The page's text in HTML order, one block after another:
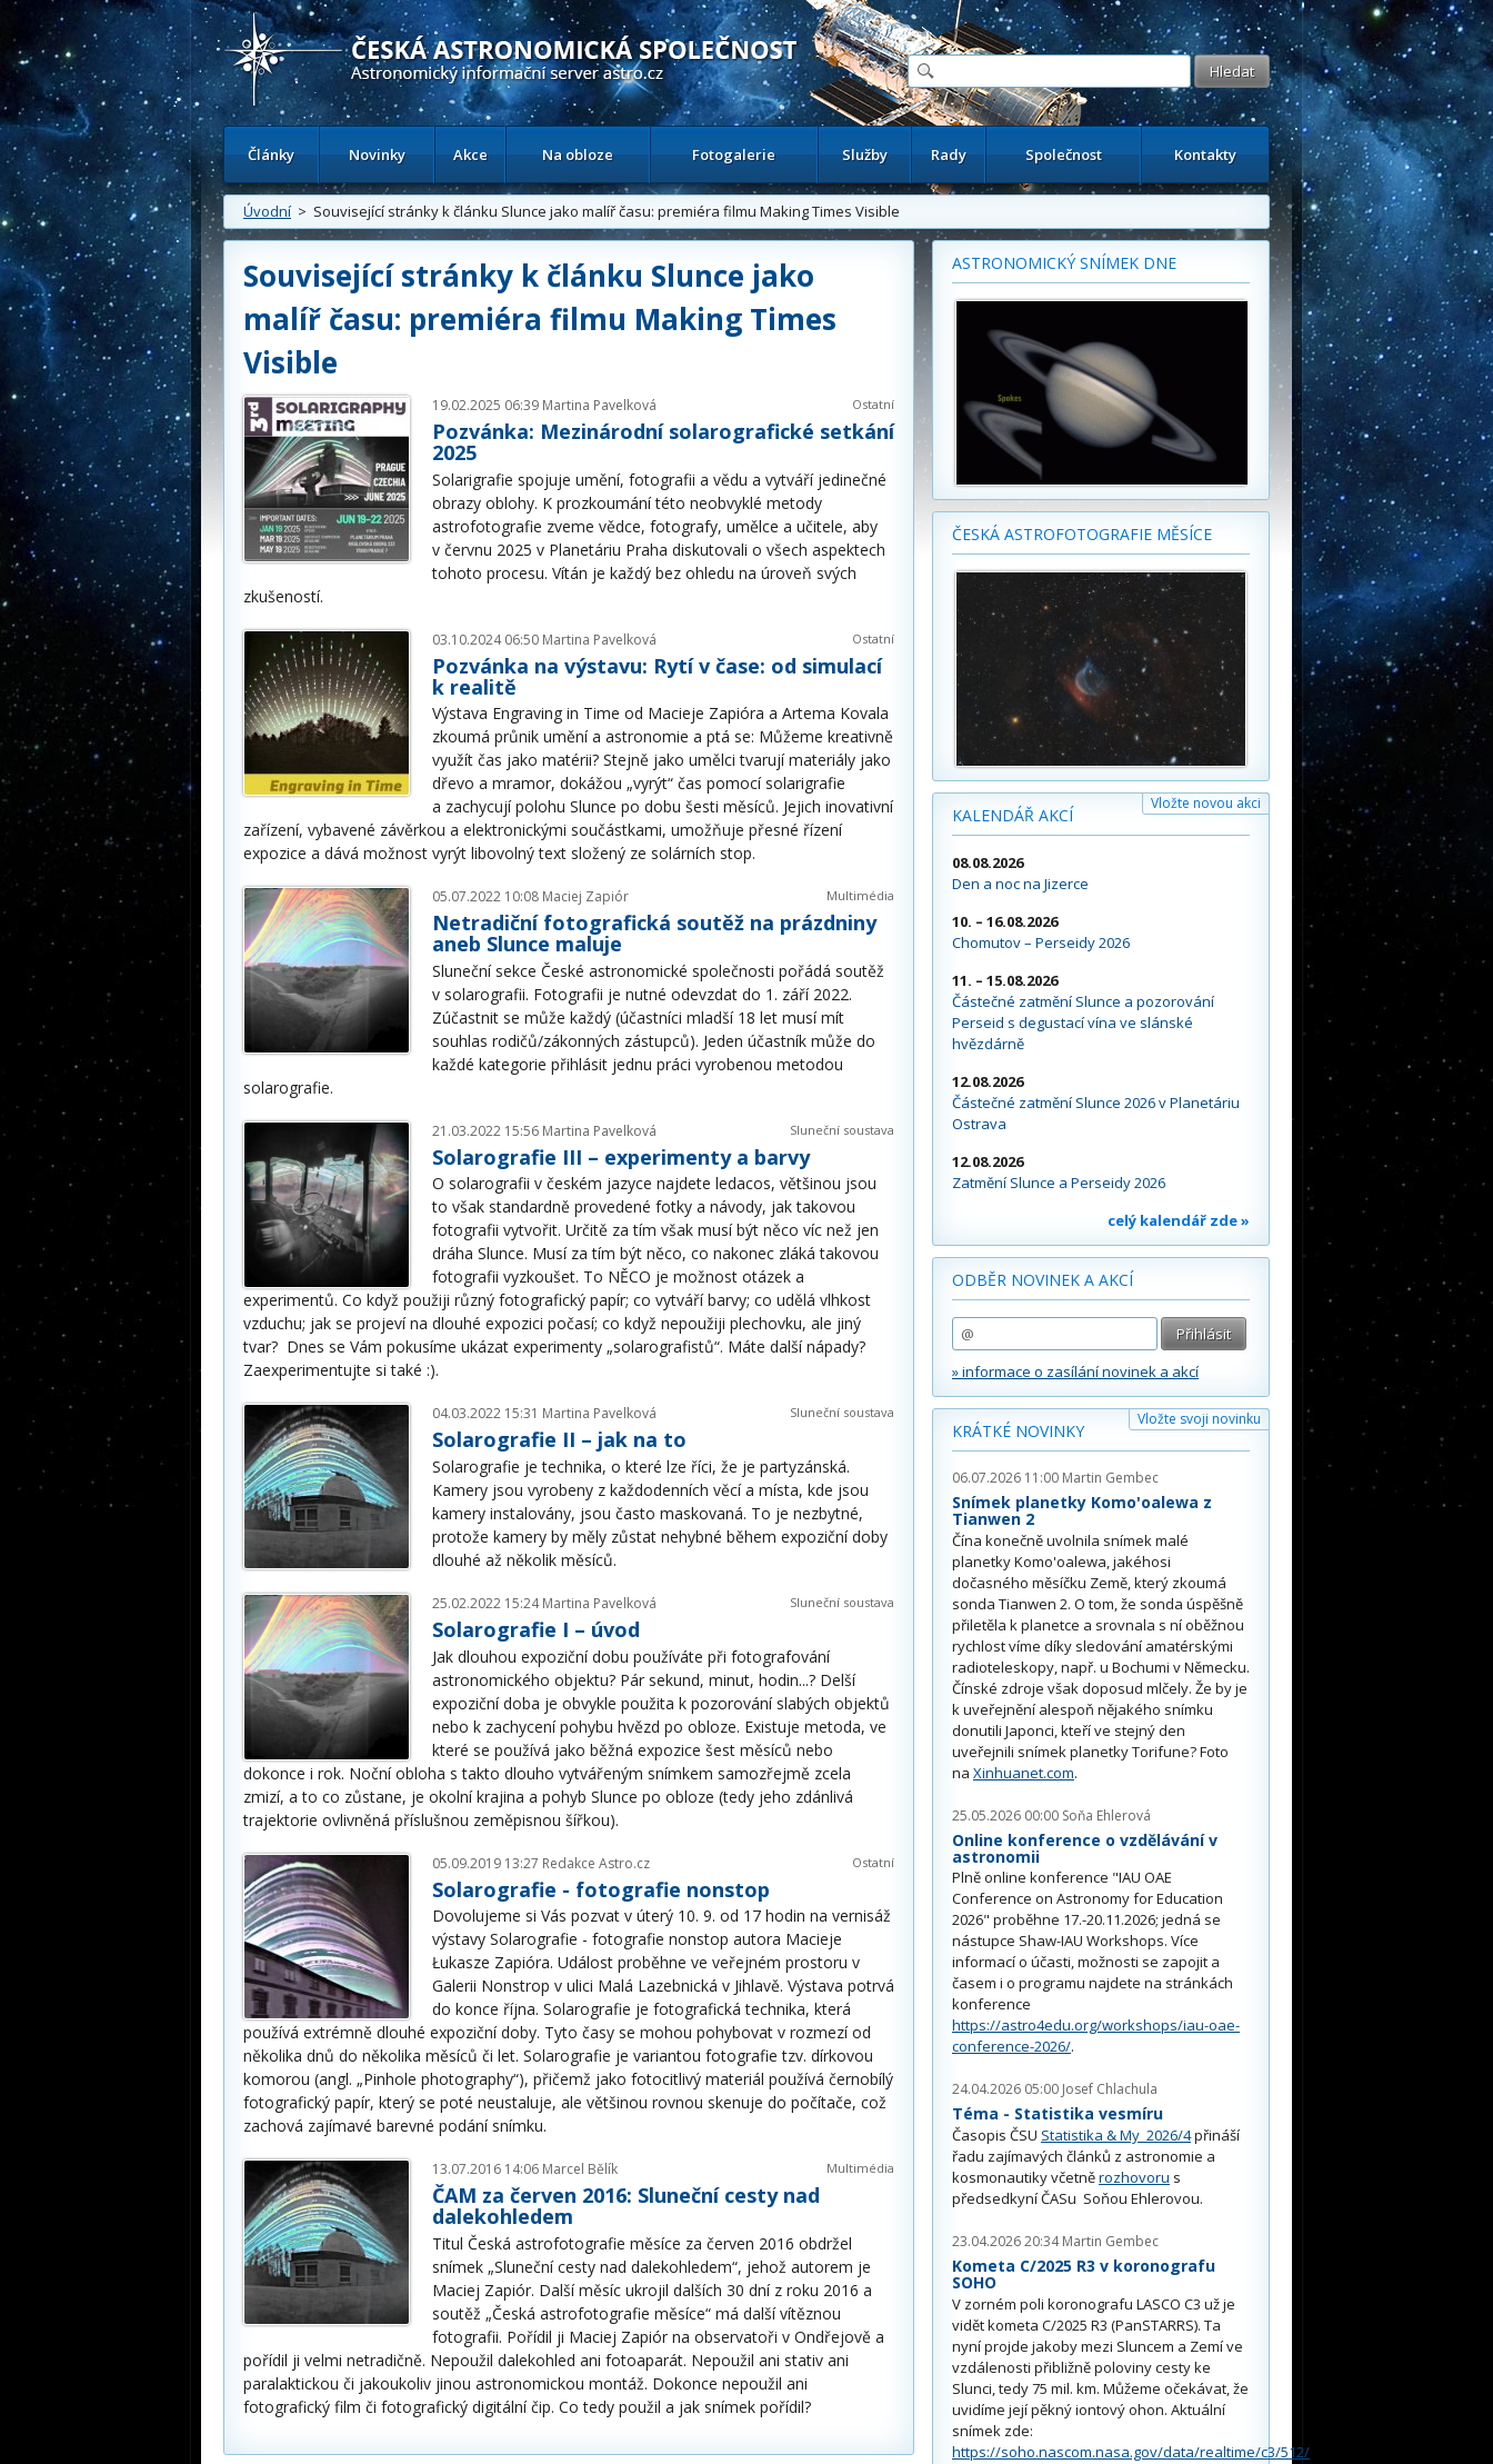
Česká astronomická společnost - Informační astronomický server
Články Novinky Akce Na obloze Fotogalerie Služby Rady Společnost Kontakty
Úvodní > Související stránky k článku Slunce jako malíř času: premiéra filmu Making Times Visible
Související stránky k článku Slunce jako
malíř času: premiéra filmu Making Times
Visible
19.02.2025 06:39 Martina Pavelková Ostatní
Pozvánka: Mezinárodní solarografické setkání
2025
Solarigrafie spojuje umění, fotografii a vědu a vytváří jedinečné
obrazy oblohy. K prozkoumání této neobvyklé metody
astrofotografie zveme vědce, fotografy, umělce a učitele, aby
v červnu 2025 v Planetáriu Praha diskutovali o všech aspektech
tohoto procesu. Vítán je každý bez ohledu na úroveň svých
zkušeností.
03.10.2024 06:50 Martina Pavelková Ostatní
Pozvánka na výstavu: Rytí v čase: od simulací
k realitě
Výstava Engraving in Time od Macieje Zapióra a Artema Kovala
zkoumá průnik umění a astronomie a ptá se: Můžeme kreativně
využít čas jako matérii? Stejně jako umělci tvarují materiály jako
dřevo a mramor, dokážou „vyrýt“ čas pomocí solarigrafie
a zachycují polohu Slunce po dobu šesti měsíců. Jejich inovativní
zařízení, vybavené závěrkou a elektronickými součástkami, umožňuje přesné řízení
expozice a dává možnost vyrýt libovolný text složený ze solárních stop.
05.07.2022 10:08 Maciej Zapiór Multimédia
Netradiční fotografická soutěž na prázdniny
aneb Slunce maluje
Sluneční sekce České astronomické společnosti pořádá soutěž
v solarografii. Fotografii je nutné odevzdat do 1. září 2022.
Zúčastnit se může každý (účastníci mladší 18 let musí mít
souhlas rodičů/zákonných zástupců). Jeden účastník může do
každé kategorie přihlásit jednu práci vyrobenou metodou
solarografie.
21.03.2022 15:56 Martina Pavelková Sluneční soustava
Solarografie III – experimenty a barvy
O solarografii v českém jazyce najdete ledacos, většinou jsou
to však standardně provedené fotky a návody, jak takovou
fotografii vytvořit. Určitě za tím však musí být něco víc než jen
dráha Slunce. Musí za tím být něco, co nakonec zláká takovou
fotografii vyzkoušet. To NĚCO je možnost otázek a
experimentů. Co když použiji různý fotografický papír; co vytváří barvy; co udělá vlhkost
vzduchu; jak se projeví na dlouhé expozici počasí; co když nepoužiji plechovku, ale jiný
tvar? Dnes se Vám pokusíme ukázat experimenty „solarografistů“. Máte další nápady?
Zaexperimentujte si také :).
04.03.2022 15:31 Martina Pavelková Sluneční soustava
Solarografie II – jak na to
Solarografie je technika, o které lze říci, že je partyzánská.
Kamery jsou vyrobeny z každodenních věcí a místa, kde jsou
kamery instalovány, jsou často maskovaná. To je nezbytné,
protože kamery by měly zůstat nehybné během expoziční doby
dlouhé až několik měsíců.
25.02.2022 15:24 Martina Pavelková Sluneční soustava
Solarografie I – úvod
Jak dlouhou expoziční dobu používáte při fotografování
astronomického objektu? Pár sekund, minut, hodin...? Delší
expoziční doba je obvykle použita k pozorování slabých objektů
nebo k zachycení pohybu hvězd po obloze. Existuje metoda, ve
které se používá jako běžná expozice šest měsíců nebo
dokonce i rok. Noční obloha s takto dlouho vytvářeným snímkem samozřejmě zcela
zmizí, a to co zůstane, je okolní krajina a pohyb Slunce po obloze (tedy jeho zdánlivá
trajektorie ovlivněná příslušnou zeměpisnou šířkou).
05.09.2019 13:27 Redakce Astro.cz Ostatní
Solarografie - fotografie nonstop
Dovolujeme si Vás pozvat v úterý 10. 9. od 17 hodin na vernisáž
výstavy Solarografie - fotografie nonstop autora Macieje
Łukasze Zapióra. Událost proběhne ve veřejném prostoru v
Galerii Nonstrop v ulici Malá Lazebnická v Jihlavě. Výstava potrvá
do konce října. Solarografie je fotografická technika, která
používá extrémně dlouhé expoziční doby. Tyto časy se mohou pohybovat v rozmezí od
několika dnů do několika měsíců či let. Solarografie je variantou fotografie tzv. dírkovou
komorou (angl. „Pinhole photography“), přičemž jako fotocitlivý materiál používá černobílý
fotografický papír, který se poté neustaluje, ale většinou rovnou skenuje do počítače, což
zachová zajímavé barevné podání snímku.
13.07.2016 14:06 Marcel Bělík Multimédia
ČAM za červen 2016: Sluneční cesty nad
dalekohledem
Titul Česká astrofotografie měsíce za červen 2016 obdržel
snímek „Sluneční cesty nad dalekohledem“, jehož autorem je
Maciej Zapiór. Další měsíc ukrojil dalších 30 dní z roku 2016 a
soutěž „Česká astrofotografie měsíce“ má další vítěznou
fotografii. Pořídil ji Maciej Zapiór na observatoři v Ondřejově a
pořídil ji velmi netradičně. Nepoužil dalekohled ani fotoaparát. Nepoužil ani stativ ani
paralaktickou či jakoukoliv jinou astronomickou montáž. Dokonce nepoužil ani
fotografický film či fotografický digitální čip. Co tedy použil a jak snímek pořídil?
ASTRONOMICKÝ SNÍMEK DNE
ČESKÁ ASTROFOTOGRAFIE MĚSÍCE
KALENDÁŘ AKCÍ
Vložte novou akci
08.08.2026
Den a noc na Jizerce
10. – 16.08.2026
Chomutov – Perseidy 2026
11. – 15.08.2026
Částečné zatmění Slunce a pozorování
Perseid s degustací vína ve slánské
hvězdárně
12.08.2026
Částečné zatmění Slunce 2026 v Planetáriu
Ostrava
12.08.2026
Zatmění Slunce a Perseidy 2026
celý kalendář zde »
ODBĚR NOVINEK A AKCÍ
» informace o zasílání novinek a akcí
Vložte svoji novinku
KRÁTKÉ NOVINKY
06.07.2026 11:00 Martin Gembec
Snímek planetky Komo'oalewa z
Tianwen 2
Čína konečně uvolnila snímek malé
planetky Komo'oalewa, jakéhosi
dočasného měsíčku Země, který zkoumá
sonda Tianwen 2. O tom, že sonda úspěšně
přiletěla k planetce a srovnala s ní oběžnou
rychlost víme díky sledování amatérskými
radioteleskopy, např. u Bochumi v Německu.
Čínské zdroje však doposud mlčely. Že by je
k uveřejnění alespoň nějakého snímku
donutili Japonci, kteří ve stejný den
uveřejnili snímek planetky Torifune? Foto
na Xinhuanet.com.
25.05.2026 00:00 Soňa Ehlerová
Online konference o vzdělávání v
astronomii
Plně online konference "IAU OAE
Conference on Astronomy for Education
2026" proběhne 17.-20.11.2026; jedná se
nástupce Shaw-IAU Workshops. Více
informací o účasti, možnosti se zapojit a
časem i o programu najdete na stránkách
konference
https://astro4edu.org/workshops/iau-oae-
conference-2026/.
24.04.2026 05:00 Josef Chlachula
Téma - Statistika vesmíru
Časopis ČSU Statistika & My 2026/4přináší
řadu zajímavých článků z astronomie a
kosmonautiky včetněrozhovoru s
předsedkyní ČASu Soňou Ehlerovou.
23.04.2026 20:34 Martin Gembec
Kometa C/2025 R3 v koronografu
SOHO
V zorném poli koronografu LASCO C3 už je
vidět kometa C/2025 R3 (PanSTARRS). Ta
nyní projde jakoby mezi Sluncem a Zemí ve
vzdálenosti přibližně poloviny cesty ke
Slunci, tedy 75 mil. km. Můžeme očekávat, že
uvidíme její pěkný iontový ohon. Aktuální
snímek zde:
https://soho.nascom.nasa.gov/data/realtime/c3/512/